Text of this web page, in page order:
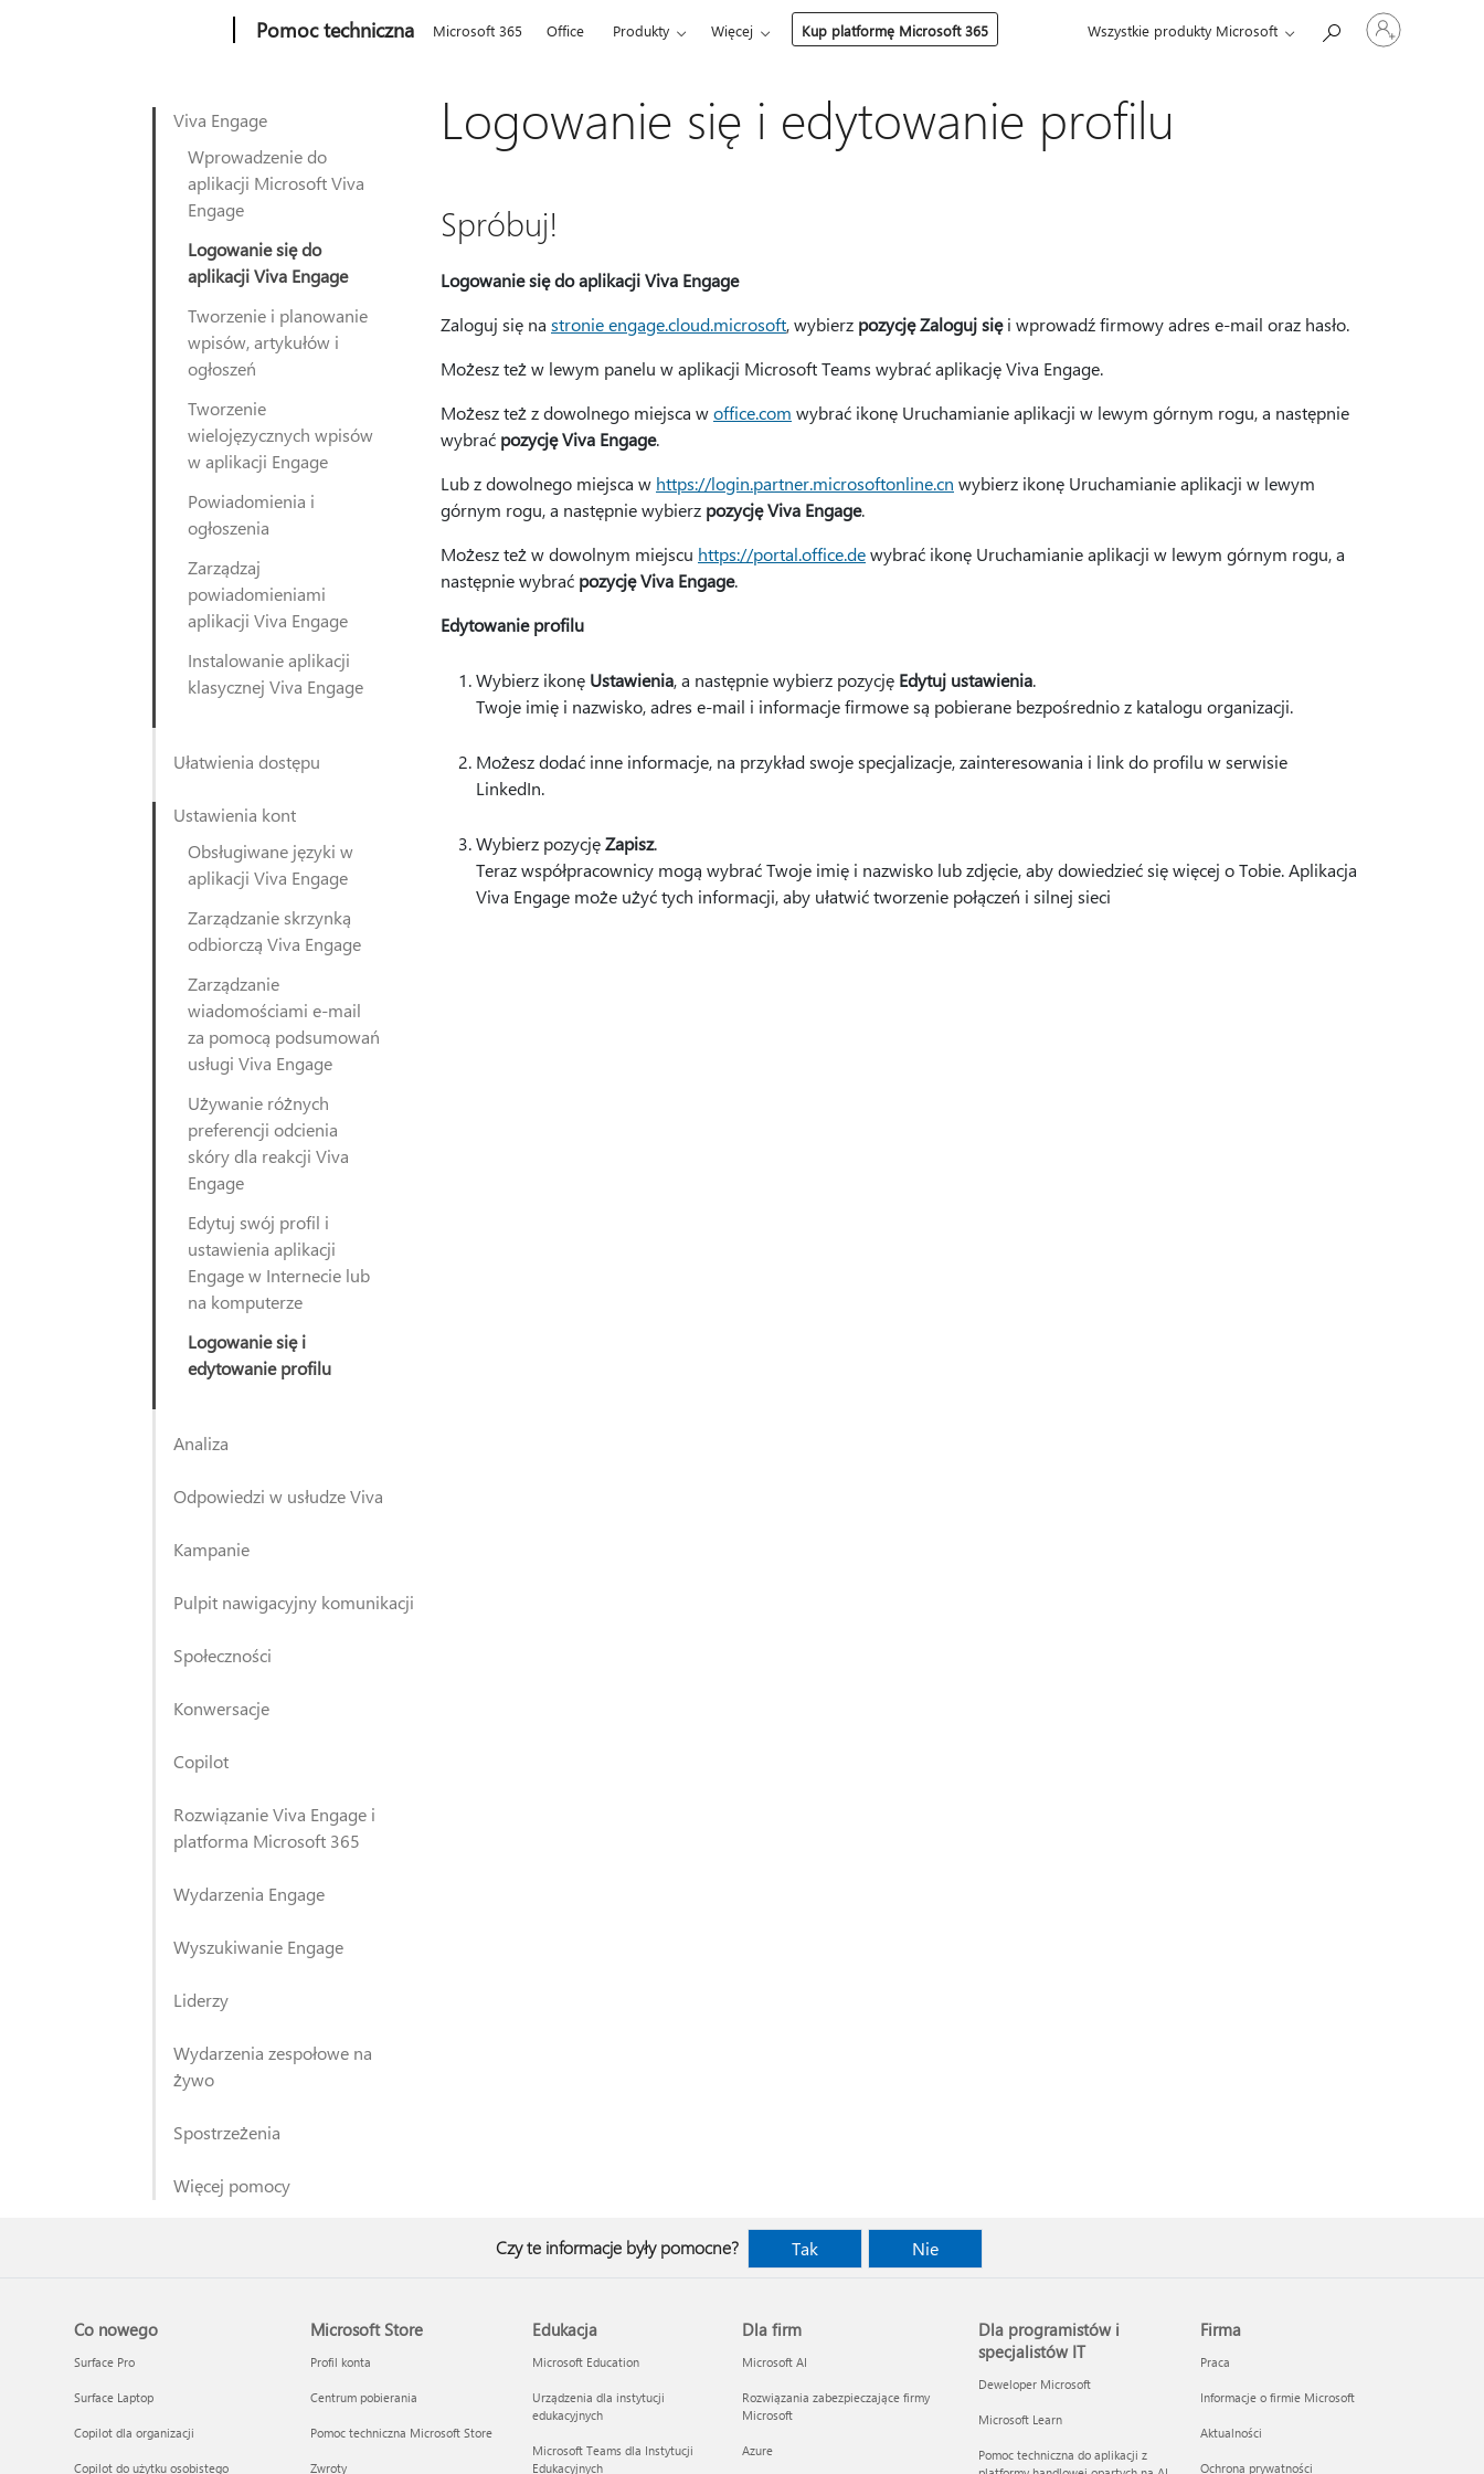
Pomoc techniczna Microsoft 365 Office Produkty Więcej Kup platformę Microsoft 365 Wszystkie produkty Microsoft
Zaloguj
się
do
Viva Engage
Wprowadzenie do
aplikacji Microsoft Viva
Engage
Logowanie się do
aplikacji Viva Engage
Tworzenie i planowanie
wpisów, artykułów i
ogłoszeń
Tworzenie
wielojęzycznych wpisów
w aplikacji Engage
Powiadomienia i
ogłoszenia
Zarządzaj
powiadomieniami
aplikacji Viva Engage
Instalowanie aplikacji
klasycznej Viva Engage
Ułatwienia dostępu
Ustawienia kont
Obsługiwane języki w
aplikacji Viva Engage
Zarządzanie skrzynką
odbiorczą Viva Engage
Zarządzanie
wiadomościami e-mail
za pomocą podsumowań
usługi Viva Engage
Używanie różnych
preferencji odcienia
skóry dla reakcji Viva
Engage
Edytuj swój profil i
ustawienia aplikacji
Engage w Internecie lub
na komputerze
Logowanie się i
edytowanie profilu
Analiza
Odpowiedzi w usłudze Viva
Kampanie
Pulpit nawigacyjny komunikacji
Społeczności
Konwersacje
Copilot
Rozwiązanie Viva Engage i
platforma Microsoft 365
Wydarzenia Engage
Wyszukiwanie Engage
Liderzy
Wydarzenia zespołowe na
żywo
Spostrzeżenia
Więcej pomocy
Logowanie się i edytowanie profilu
Spróbuj!
Logowanie się do aplikacji Viva Engage
Zaloguj się na stronie engage.cloud.microsoft, wybierz pozycję Zaloguj sięi wprowadź firmowy adres e-mail oraz hasło.
Możesz też w lewym panelu w aplikacji Microsoft Teams wybrać aplikację Viva Engage.
Możesz też z dowolnego miejsca woffice.com wybrać ikonę Uruchamianie aplikacji w lewym górnym rogu, a następnie
wybrać pozycję Viva Engage.
Lub z dowolnego miejsca w https://login.partner.microsoftonline.cn wybierz ikonę Uruchamianie aplikacji w lewym
górnym rogu, a następnie wybierz pozycję Viva Engage.
Możesz też w dowolnym miejscu https://portal.office.dewybrać ikonę Uruchamianie aplikacji w lewym górnym rogu, a
następnie wybrać pozycję Viva Engage.
Edytowanie profilu
Wybierz ikonę Ustawienia, a następnie wybierz pozycję Edytuj ustawienia.
Twoje imię i nazwisko, adres e-mail i informacje firmowe są pobierane bezpośrednio z katalogu organizacji.
Możesz dodać inne informacje, na przykład swoje specjalizacje, zainteresowania i link do profilu w serwisie
LinkedIn.
Wybierz pozycjęZapisz.
Teraz współpracownicy mogą wybrać Twoje imię i nazwisko lub zdjęcie, aby dowiedzieć się więcej o Tobie. Aplikacja
Viva Engage może użyć tych informacji, aby ułatwić tworzenie połączeń i silnej sieci
Czy te informacje były pomocne? Tak Nie
Co nowego
Surface Pro
Surface Laptop
Copilot dla organizacji
Copilot do użytku osobistego
Microsoft Store
Profil konta
Centrum pobierania
Pomoc techniczna Microsoft Store
Zwroty
Edukacja
Microsoft Education
Urządzenia dla instytucji
edukacyjnych
Microsoft Teams dla Instytucji
Edukacyjnych
Dla firm
Microsoft AI
Rozwiązania zabezpieczające firmy
Microsoft
Azure
Dla programistów i
specjalistów IT
Deweloper Microsoft
Microsoft Learn
Pomoc techniczna do aplikacji z
Firma
Praca
Informacje o firmie Microsoft
Aktualności
Ochrona prywatności